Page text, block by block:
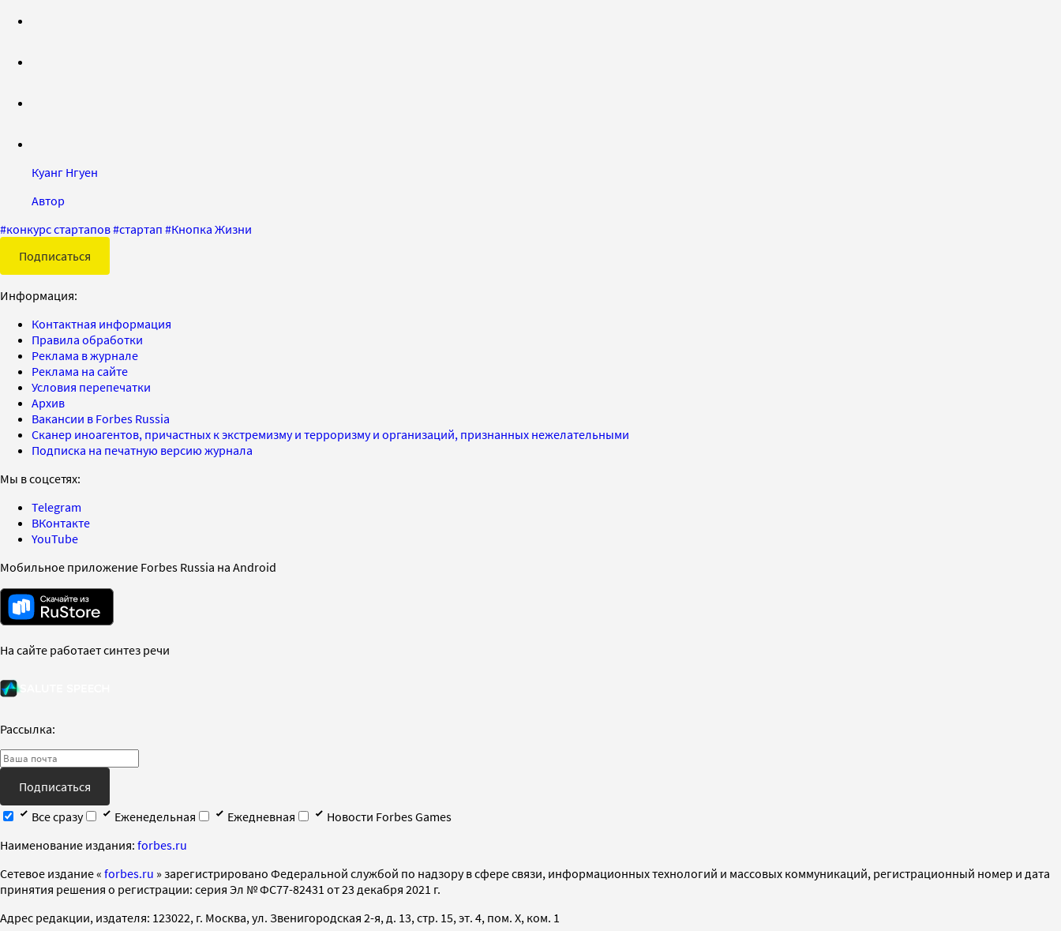
Куанг Нгуен
Автор
#конкурс стартапов#стартап #Кнопка Жизни
Подписаться
Информация:
Контактная информация
Правила обработки
Реклама в журнале
Реклама на сайте
Условия перепечатки
Архив
Вакансии в Forbes Russia
Сканер иноагентов, причастных к экстремизму и терроризму и организаций, признанных нежелательными
Подписка на печатную версию журнала
Мы в соцсетях:
Telegram
ВКонтакте
YouTube
Мобильное приложение Forbes Russia на Android
На сайте работает синтез речи
Рассылка:
Подписаться
Все сразу
Еженедельная Ежедневная
Новости Forbes Games
Наименование издания: forbes.ru
Cетевое издание « forbes.ru » зарегистрировано Федеральной службой по надзору в сфере связи, информационных технологий и массовых коммуникаций, регистрационный номер и дата
принятия решения о регистрации: серия Эл № ФС77-82431 от 23 декабря 2021 г.
Адрес редакции, издателя: 123022, г. Москва, ул. Звенигородская 2-я, д. 13, стр. 15, эт. 4, пом. X, ком. 1